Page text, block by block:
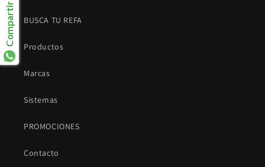
BUSCA TU REFA
Productos
Marcas
Sistemas
PROMOCIONES
Contacto
Compartir